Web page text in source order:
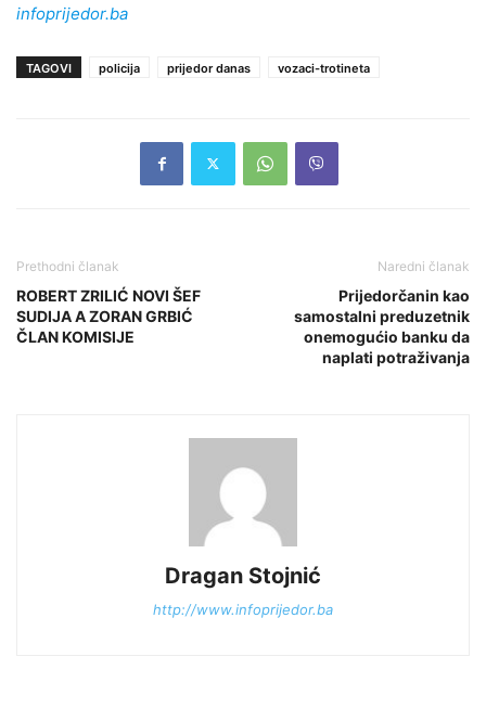
infoprijedor.ba
TAGOVI policija prijedor danas vozaci-trotineta
Prethodni članak
ROBERT ZRILIĆ NOVI ŠEF
SUDIJA A ZORAN GRBIĆ
ČLAN KOMISIJE
Naredni članak
Prijedorčanin kao
samostalni preduzetnik
onemogućio banku da
naplati potraživanja
Dragan Stojnić
http://www.infoprijedor.ba